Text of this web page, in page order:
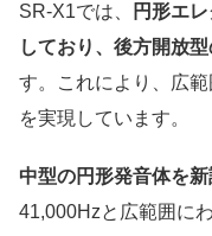
SR-X1では、
円形エ
しており、後方開放
す。これにより、広
を実現しています。
中型の円形発音体を新
41,000Hzと広範囲に